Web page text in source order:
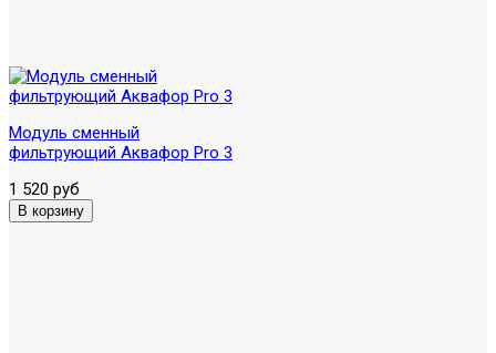
Модуль сменный
фильтрующий Аквафор Pro 3
1 520 руб